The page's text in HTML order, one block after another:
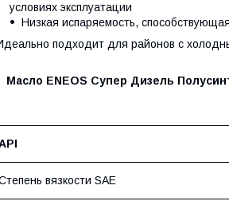
условиях эксплуатации
Низкая испаряемость,
подходит для районов с
Масло ENEOS Супер Дизель
вязкости SAE